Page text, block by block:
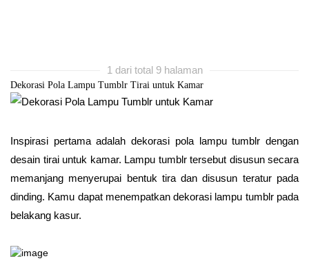
1 dari total 9 halaman
Dekorasi Pola Lampu Tumblr Tirai untuk Kamar
Inspirasi pertama adalah dekorasi pola lampu tumblr dengan
desain tirai untuk kamar. Lampu tumblr tersebut disusun secara
memanjang menyerupai bentuk tira dan disusun teratur pada
dinding. Kamu dapat menempatkan dekorasi lampu tumblr pada
belakang kasur.